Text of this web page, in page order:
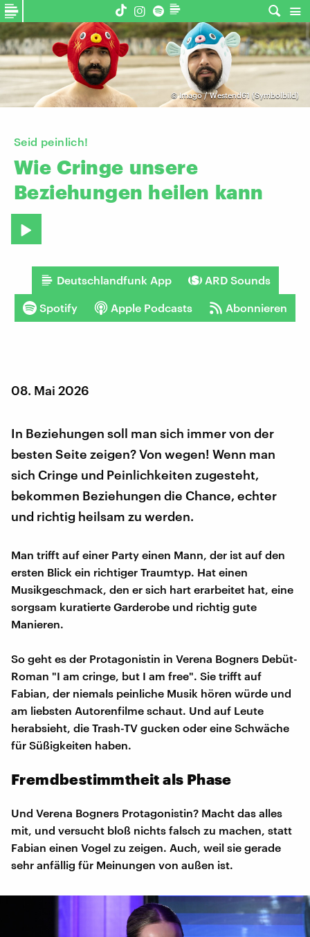
©Imago / Westend61 (Symbolbild)
Seid peinlich!
Wie Cringe unsere
Beziehungen heilen kann
Deutschlandfunk App ARD Sounds
Spotify Apple Podcasts Abonnieren
08. Mai 2026
In Beziehungen soll man sich immer von der
besten Seite zeigen? Von wegen! Wenn man
sich Cringe und Peinlichkeiten zugesteht,
bekommen Beziehungen die Chance, echter
und richtig heilsam zu werden.
Man trifft auf einer Party einen Mann, der ist auf den
ersten Blick ein richtiger Traumtyp. Hat einen
Musikgeschmack, den er sich hart erarbeitet hat, eine
sorgsam kuratierte Garderobe und richtig gute
Manieren.
So geht es der Protagonistin in Verena Bogners Debüt-
Roman "I am cringe, but I am free". Sie trifft auf
Fabian, der niemals peinliche Musik hören würde und
am liebsten Autorenfilme schaut. Und auf Leute
herabsieht, die Trash-TV gucken oder eine Schwäche
für Süßigkeiten haben.
Fremdbestimmtheit als Phase
Und Verena Bogners Protagonistin? Macht das alles
mit, und versucht bloß nichts falsch zu machen, statt
Fabian einen Vogel zu zeigen. Auch, weil sie gerade
sehr anfällig für Meinungen von außen ist.